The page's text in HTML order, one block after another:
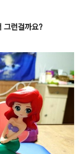
그런걸까요?